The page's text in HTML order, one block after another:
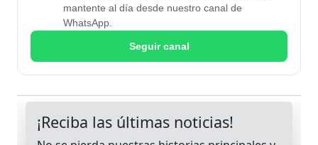
mantente al día desde nuestro canal de
WhatsApp.
Seguir canal